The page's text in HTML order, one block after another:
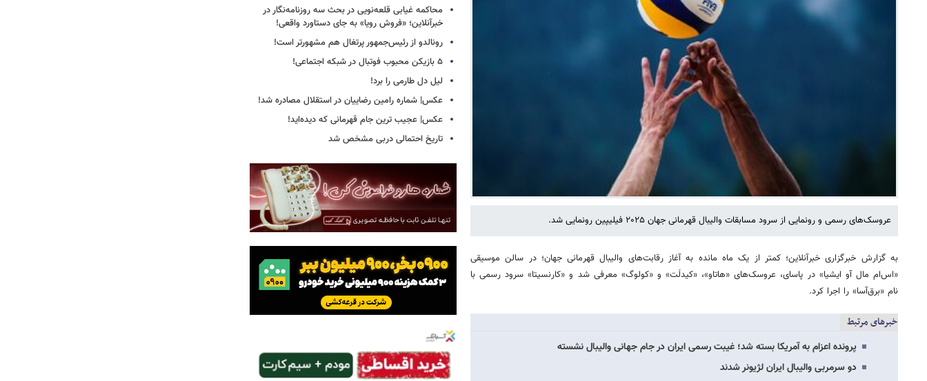
عروسک‌های رسمی و رونمایی از سرود مسابقات والیبال قهرمانی جهان ۲۰۲۵ فیلیپین رونمایی شد.
به گزارش خبرگزاری خبرآنلاین؛ کمتر از یک ماه مانده به آغاز رقابت‌های والیبال قهرمانی جهان؛ در سالن موسیقی
«اس‌ام مال آو ایشیا» در پاسای، عروسک‌های «هاتاو»، «کیدلَت» و «کولوگ» معرفی شد و «کارنسیتا» سرود رسمی با
نام «برق‌آسا» را اجرا کرد.
خبرهای مرتبط
پرونده اعزام به آمریکا بسته شد؛ غیبت رسمی ایران در جام جهانی والیبال نشسته
دو سرمربی والیبال ایران لژیونر شدند
محاکمه غیابی قلعه‌نویی در بحث سه روزنامه‌نگار در
خبرآنلاین؛ «فروش رویا» به جای دستاورد واقعی!
رونالدو از رئیس‌جمهور پرتغال هم مشهورتر است!
۵ بازیکن محبوب فوتبال در شبکه اجتماعی!
لیل دل طارمی را برد!
عکس| شماره رامین رضاییان در استقلال مصادره شد!
عکس| عجیب ترین جام قهرمانی که دیده‌اید!
تاریخ احتمالی دربی مشخص شد